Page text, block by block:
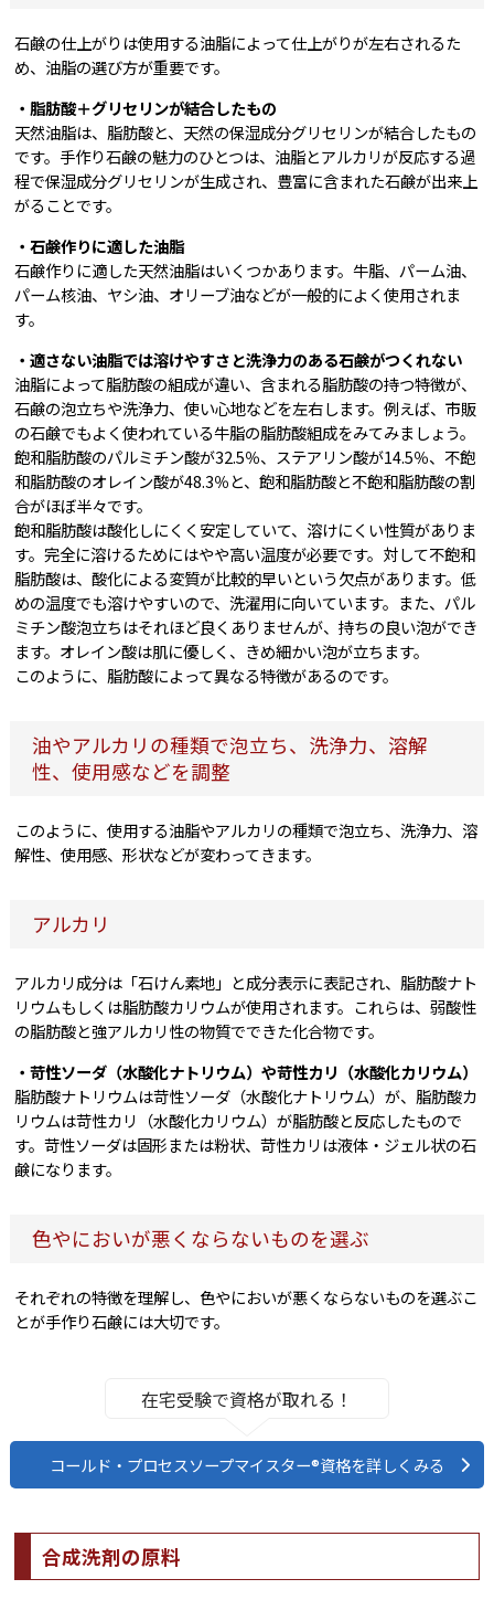
石鹸の仕上がりは使用する油脂によって仕上がりが左右されるた
め、油脂の選び方が重要です。
・脂肪酸＋グリセリンが結合したもの
天然油脂は、脂肪酸と、天然の保湿成分グリセリンが結合したもの
です。手作り石鹸の魅力のひとつは、油脂とアルカリが反応する過
程で保湿成分グリセリンが生成され、豊富に含まれた石鹸が出来上
がることです。
・石鹸作りに適した油脂
石鹸作りに適した天然油脂はいくつかあります。牛脂、パーム油、
パーム核油、ヤシ油、オリーブ油などが一般的によく使用されま
す。
・適さない油脂では溶けやすさと洗浄力のある石鹸がつくれない
油脂によって脂肪酸の組成が違い、含まれる脂肪酸の持つ特徴が、
石鹸の泡立ちや洗浄力、使い心地などを左右します。例えば、市販
の石鹸でもよく使われている牛脂の脂肪酸組成をみてみましょう。
飽和脂肪酸のパルミチン酸が32.5％、ステアリン酸が14.5％、不飽
和脂肪酸のオレイン酸が48.3％と、飽和脂肪酸と不飽和脂肪酸の割
合がほぼ半々です。
飽和脂肪酸は酸化しにくく安定していて、溶けにくい性質がありま
す。完全に溶けるためにはやや高い温度が必要です。対して不飽和
脂肪酸は、酸化による変質が比較的早いという欠点があります。低
めの温度でも溶けやすいので、洗濯用に向いています。また、パル
ミチン酸泡立ちはそれほど良くありませんが、持ちの良い泡ができ
ます。オレイン酸は肌に優しく、きめ細かい泡が立ちます。
このように、脂肪酸によって異なる特徴があるのです。
油やアルカリの種類で泡立ち、洗浄力、溶解
性、使用感などを調整
このように、使用する油脂やアルカリの種類で泡立ち、洗浄力、溶
解性、使用感、形状などが変わってきます。
アルカリ
アルカリ成分は「石けん素地」と成分表示に表記され、脂肪酸ナト
リウムもしくは脂肪酸カリウムが使用されます。これらは、弱酸性
の脂肪酸と強アルカリ性の物質でできた化合物です。
・苛性ソーダ（水酸化ナトリウム）や苛性カリ（水酸化カリウム）
脂肪酸ナトリウムは苛性ソーダ（水酸化ナトリウム）が、脂肪酸カ
リウムは苛性カリ（水酸化カリウム）が脂肪酸と反応したもので
す。苛性ソーダは固形または粉状、苛性カリは液体・ジェル状の石
鹸になります。
色やにおいが悪くならないものを選ぶ
それぞれの特徴を理解し、色やにおいが悪くならないものを選ぶこ
とが手作り石鹸には大切です。
在宅受験で資格が取れる！
コールド・プロセスソープマイスター®資格を詳しくみる
合成洗剤の原料